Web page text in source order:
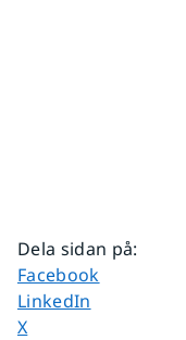
Dela sidan på:
Dela sidan på
Facebook
Dela sidan på
LinkedIn
Dela sidan på
X